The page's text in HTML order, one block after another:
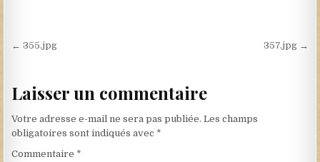
Navigation de l’article
← 355.jpg 357.jpg →
Laisser un commentaire
Votre adresse e-mail ne sera pas publiée. Les champs
obligatoires sont indiqués avec *
Commentaire *